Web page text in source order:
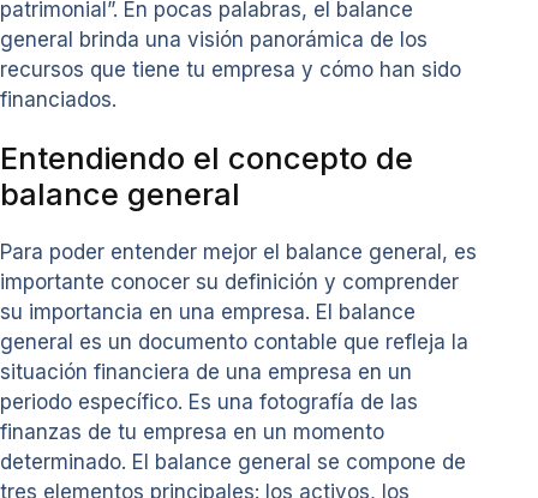
patrimonial”. En pocas palabras, el balance
general brinda una visión panorámica de los
recursos que tiene tu empresa y cómo han sido
financiados.
Entendiendo el concepto de
balance general
Para poder entender mejor el balance general, es
importante conocer su definición y comprender
su importancia en una empresa. El balance
general es un documento contable que refleja la
situación financiera de una empresa en un
periodo específico. Es una fotografía de las
finanzas de tu empresa en un momento
determinado. El balance general se compone de
tres elementos principales: los activos, los